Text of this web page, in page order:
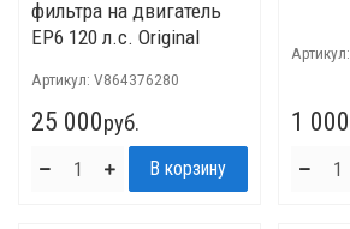
фильтра на двигатель
EP6 120 л.с. Original
Артикул: V864376280
25 000руб.
Артикул:
1 000